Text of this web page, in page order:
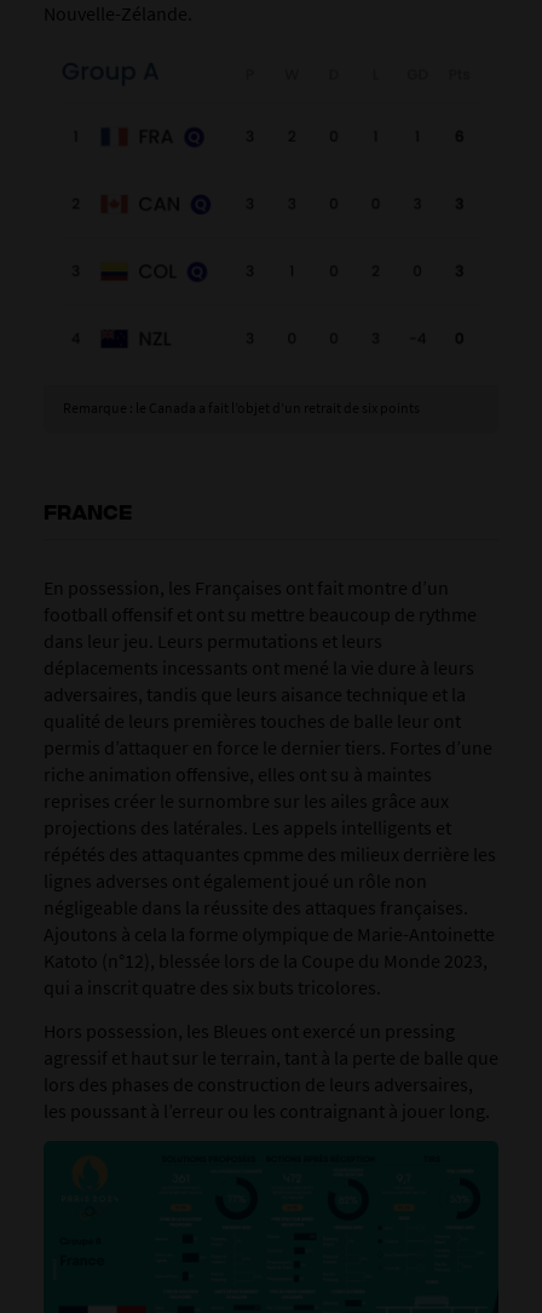
Nouvelle-Zélande.
FRANCE
En possession, les Françaises ont fait montre d’un
football offensif et ont su mettre beaucoup de rythme
dans leur jeu. Leurs permutations et leurs
déplacements incessants ont mené la vie dure à leurs
adversaires, tandis que leurs aisance technique et la
qualité de leurs premières touches de balle leur ont
permis d’attaquer en force le dernier tiers. Fortes d’une
riche animation offensive, elles ont su à maintes
reprises créer le surnombre sur les ailes grâce aux
projections des latérales. Les appels intelligents et
répétés des attaquantes cpmme des milieux derrière les
lignes adverses ont également joué un rôle non
négligeable dans la réussite des attaques françaises.
Ajoutons à cela la forme olympique de Marie-Antoinette
Katoto (n°12), blessée lors de la Coupe du Monde 2023,
qui a inscrit quatre des six buts tricolores.
Hors possession, les Bleues ont exercé un pressing
agressif et haut sur le terrain, tant à la perte de balle que
lors des phases de construction de leurs adversaires,
les poussant à l’erreur ou les contraignant à jouer long.